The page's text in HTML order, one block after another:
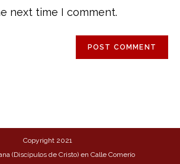
next time I comment.
Copyright 2021
(Discípulos de Cristo) en Calle Comerío